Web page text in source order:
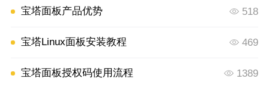
宝塔面板产品优势 518
宝塔Linux面板安装教程 469
宝塔面板授权码使用流程 1389